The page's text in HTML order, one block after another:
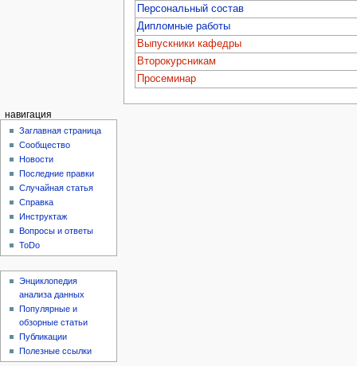
Персональный состав
Дипломные работы
Выпускники кафедры
Второкурсникам
Просеминар
навигация
Заглавная страница
Сообщество
Новости
Последние правки
Случайная статья
Справка
Инструктаж
Вопросы и ответы
ToDo
Энциклопедия
анализа данных
Популярные и
обзорные статьи
Публикации
Полезные ссылки